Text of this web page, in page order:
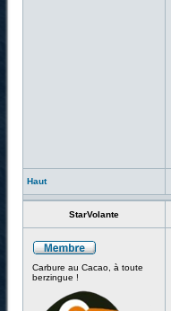
Haut
StarVolante
Carbure au Cacao, à toute
berzingue !